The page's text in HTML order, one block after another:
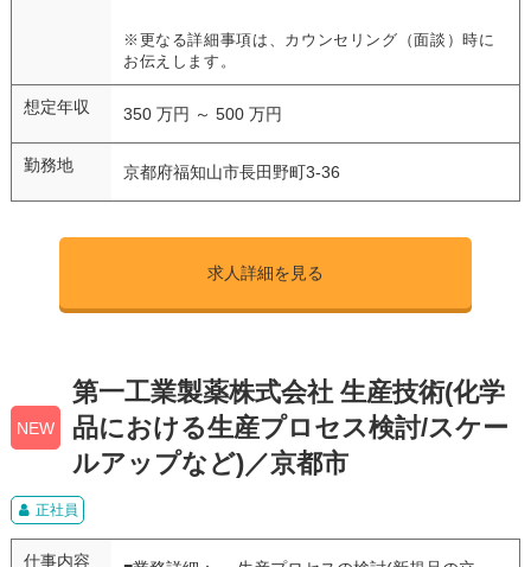
※更なる詳細事項は、カウンセリング（面談）時に
お伝えします。
想定年収 350 万円 ～ 500 万円
勤務地 京都府福知山市長田野町3-36
求人詳細を見る
NEW
第一工業製薬株式会社 生産技術(化学
品における生産プロセス検討/スケー
ルアップなど)／京都市
正社員
仕事内容